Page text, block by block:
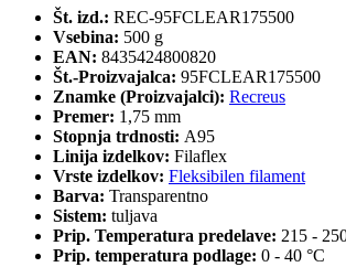
Št. izd.: REC-95FCLEAR175500
Vsebina: 500 g
EAN: 8435424800820
Št.-Proizvajalca: 95FCLEAR175500
Znamke (Proizvajalci): Recreus
Premer: 1,75 mm
Stopnja trdnosti: A95
Linija izdelkov: Filaflex
Vrste izdelkov: Fleksibilen filament
Barva: Transparentno
Sistem: tuljava
Prip. Temperatura predelave: 215 -
Prip. temperatura podlage: 0 - 40 °C